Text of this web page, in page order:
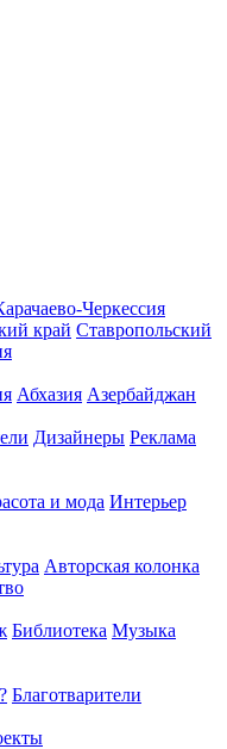
Черкессия
край Ставропольский
Абхазия Азербайджан
Дизайнеры Реклама
и мода Интерьер
Авторская колонка
Библиотека Музыка
Благотварители